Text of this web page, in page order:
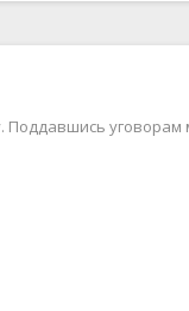
Поддавшись